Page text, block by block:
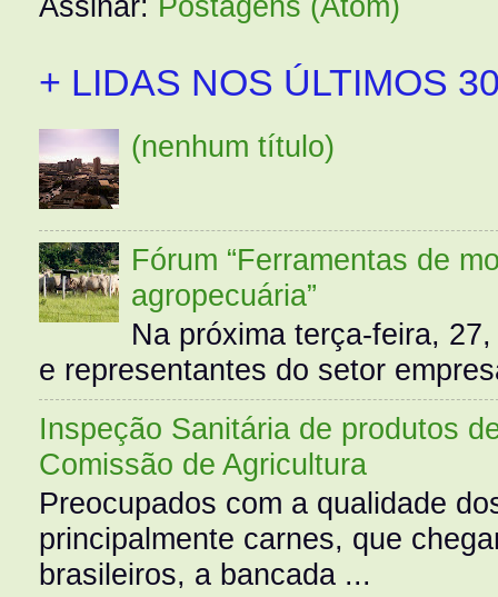
+ LIDAS NOS ÚLTIMOS
(nenhum título)
Fórum “Ferramentas de
agropecuária”
Na próxima terça-feira,
e representantes do setor
Inspeção Sanitária de produtos
Comissão de Agricultura
Preocupados com a qualidade
principalmente carnes, que
brasileiros, a bancada ...